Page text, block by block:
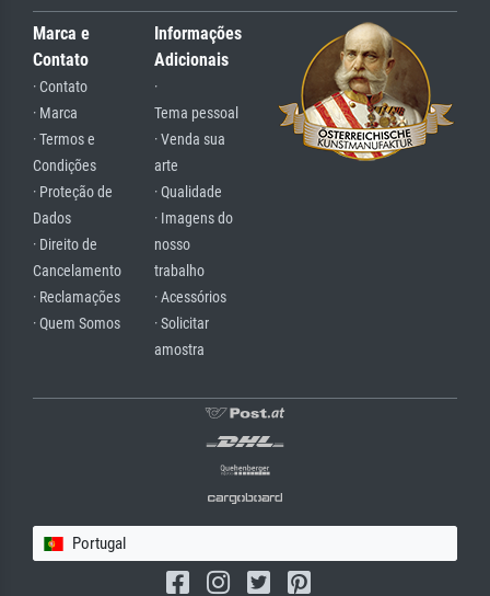
Marca e
Contato
· Contato
· Marca
· Termos e
Condições
· Proteção de
Dados
· Direito de
Cancelamento
· Reclamações
· Quem Somos
Informações
Adicionais
·
Tema pessoal
· Venda sua
arte
· Qualidade
· Imagens do
nosso
trabalho
· Acessórios
· Solicitar
amostra
Portugal